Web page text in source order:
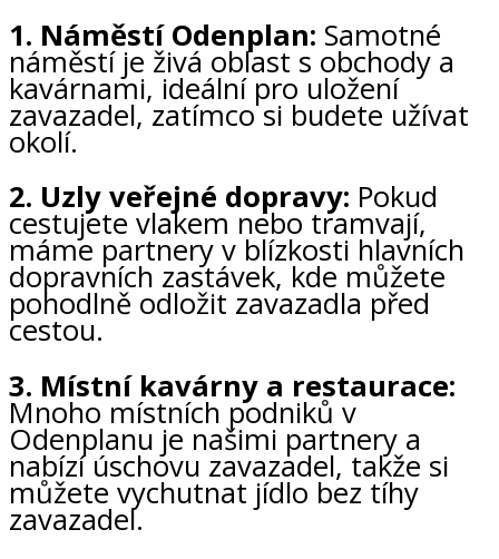
1. Náměstí Odenplan: Samotné
náměstí je živá oblast s obchody a
kavárnami, ideální pro uložení
zavazadel, zatímco si budete užívat
okolí.
2. Uzly veřejné dopravy: Pokud
cestujete vlakem nebo tramvají,
máme partnery v blízkosti hlavních
dopravních zastávek, kde můžete
pohodlně odložit zavazadla před
cestou.
3. Místní kavárny a restaurace:
Mnoho místních podniků v
Odenplanu je našimi partnery a
nabízí úschovu zavazadel, takže si
můžete vychutnat jídlo bez tíhy
zavazadel.